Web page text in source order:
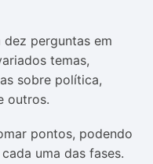
perguntas em
temas,
sobre política,
outros.
pontos, podendo
uma das fases.